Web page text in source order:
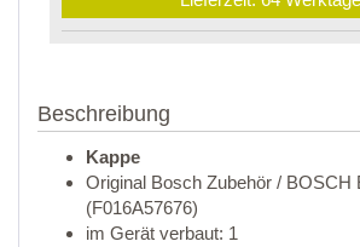
Beschreibung
Kappe
Original Bosch Zubehör / BOSCH
(F016A57676)
im Gerät verbaut: 1